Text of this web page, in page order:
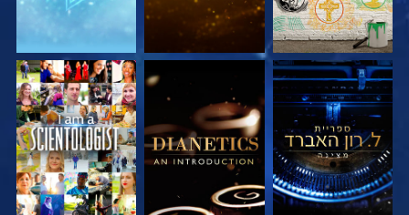
בדוק את הסדרה בדוק את הסדרה צפה